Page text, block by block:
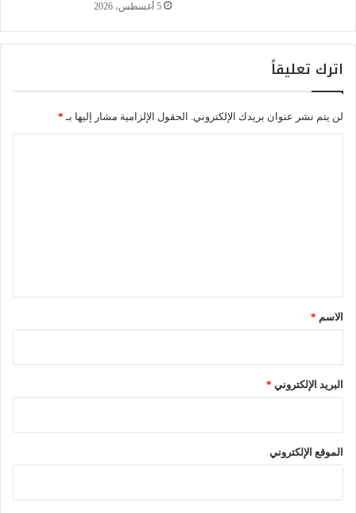
س
و
ز
م
ي
5 أغسطس، 2026
اترك تعليقاً
لن يتم نشر عنوان بريدك الإلكتروني. الحقول الإلزامية مشار إليها بـ *
*الاسم *
البريد الإلكتروني *
الموقع الإلكتروني